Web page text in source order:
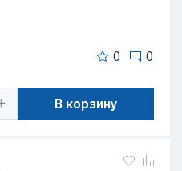
0 0
В корзину